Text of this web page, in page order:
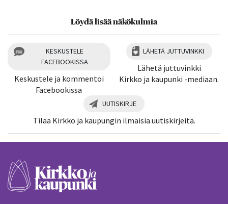
Löydä lisää näkökulmia
KESKUSTELE
FACEBOOKISSA
Keskustele ja kommentoi
Facebookissa
LÄHETÄ JUTTUVINKKI
Lähetä juttuvinkki
Kirkko ja kaupunki -mediaan.
UUTISKIRJE
Tilaa Kirkko ja kaupungin ilmaisia uutiskirjeitä.